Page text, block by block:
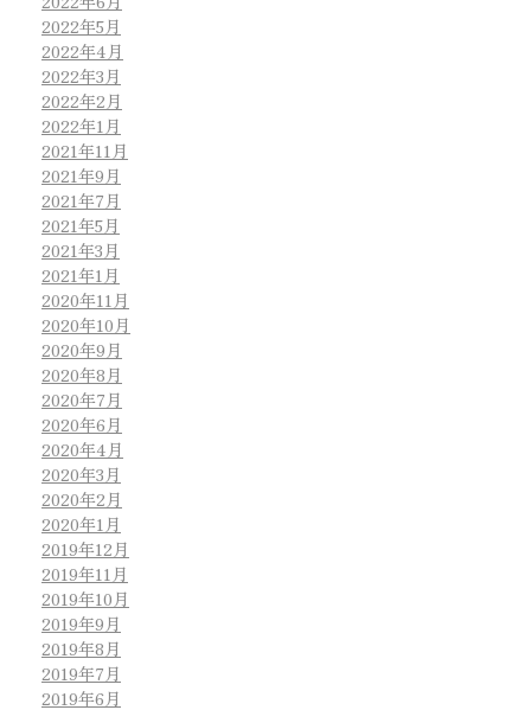
2022年5月
2022年4月
2022年3月
2022年2月
2022年1月
2021年11月
2021年9月
2021年7月
2021年5月
2021年3月
2021年1月
2020年11月
2020年10月
2020年9月
2020年8月
2020年7月
2020年6月
2020年4月
2020年3月
2020年2月
2020年1月
2019年12月
2019年11月
2019年10月
2019年9月
2019年8月
2019年7月
2019年6月